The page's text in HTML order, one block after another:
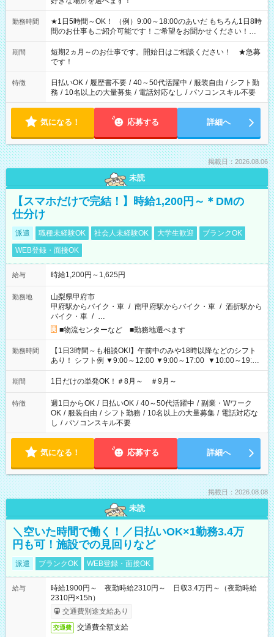
勤務時間
★1日5時間～OK！ （例）9:00～18:00のあいだ もちろん1日8時
間のお仕事もご紹介可能です！ご希望をお聞かせください！★
家庭の都合でお休みが必要な場合も遠慮なくご相談ください。
※週最低15時間以上の勤務が必要です
期間
短期2ヵ月～のお仕事です。開始日はご相談ください！ ★急募
です！
特徴 日払いOK / 履歴書不要 / 40～50代活躍中 / 服装自由 / シフト勤
務 / 10名以上の大量募集 / 電話対応なし / パソコンスキル不要
気になる！ 応募する 詳細へ
掲載日：2026.08.06
未読
【スマホだけで完結！】時給1,200円～＊DMの
仕分け
派遣 職種未経験OK 社会人未経験OK 大学生歓迎
ブランクOK
WEB登録・面接OK
給与 時給1,200円～1,625円
勤務地
山梨県甲府市
甲府駅からバイク・車 / 南甲府駅からバイク・車 / 酒折駅から
バイク・車 / …
■物流センターなど ■勤務地選べます
勤務時間
【1日3時間～も相談OK!】午前中のみや18時以降などのシフト
あり！ シフト例 ▼9:00～12:00 ▼9:00～17:00 ▼10:00～19:00
▼18:00～21:00
期間 1日だけの単発OK！＃8月～ ＃9月～
特徴 週1日からOK / 日払いOK / 40～50代活躍中 / 副業・Wワーク
OK / 服装自由 / シフト勤務 / 10名以上の大量募集 / 電話対応な
し / パソコンスキル不要
気になる！ 応募する 詳細へ
掲載日：2026.08.08
未読
＼空いた時間で働く！／日払いOK×1勤務3.4万
円も可！施設での見回りなど
派遣 ブランクOK WEB登録・面接OK
給与
時給1900円～ 夜勤時給2310円～ 日収3.4万円～（夜勤時給
2310円×15h）
交通費別途支給あり
交通費 交通費全額支給